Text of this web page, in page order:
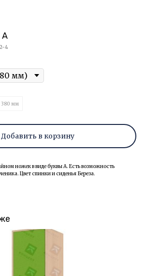
А
4
380 мм
Добавить в корзину
ножек в виде буквы А. Есть возможность
Цвет спинки и сиденья Береза.